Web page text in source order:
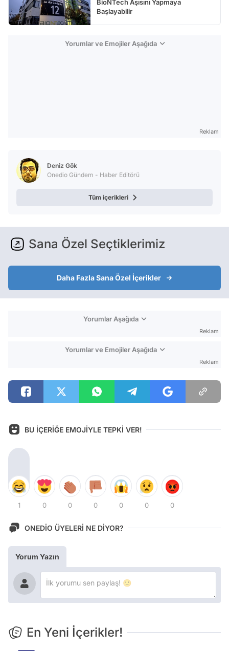
BioNTech Aşısını Yapmaya
Başlayabilir
Yorumlar ve Emojiler Aşağıda
Reklam
Deniz Gök
Onedio Gündem - Haber Editörü
Tüm içerikleri
Sana Özel Seçtiklerimiz
Daha Fazla Sana Özel İçerikler
Yorumlar Aşağıda
Reklam
Yorumlar ve Emojiler Aşağıda
Reklam
BU İÇERİĞE EMOJİYLE TEPKİ VER!
1 0 0 0 0 0 0
ONEDİO ÜYELERİ NE DİYOR?
Yorum Yazın
En Yeni İçerikler!